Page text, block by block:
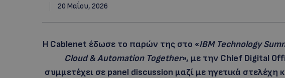
20 Μαΐου, 2026
Η Cablenet έδωσε το παρών της στο «IBM Technology
Cloud&Automation Together», με την Chief Digital
συμμετέχει σε panel discussion μαζί με ηγετικά